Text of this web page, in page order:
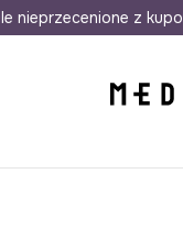
24h Darmowa
nieprzecenione z